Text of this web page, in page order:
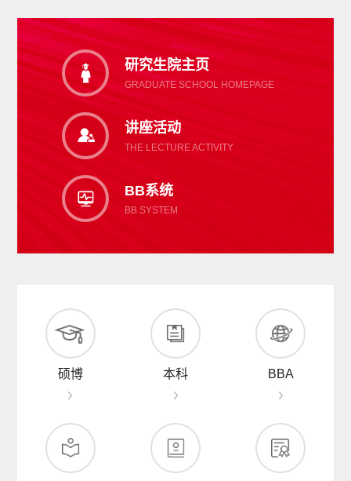
研究生院主页
GRADUATE SCHOOL HOMEPAGE
讲座活动
THE LECTURE ACTIVITY
BB系统
BB SYSTEM
硕博 本科 BBA